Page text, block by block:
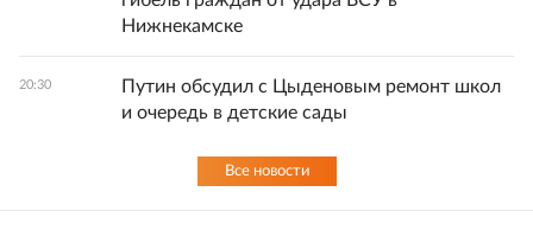
Нижнекамске
20:30
Путин обсудил с Цыденовым ремонт школ
и очередь в детские сады
Все новости